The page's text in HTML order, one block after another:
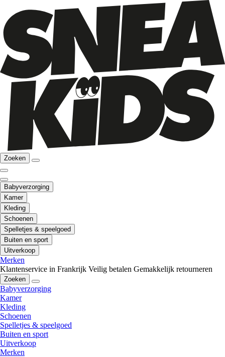
Zoeken
Babyverzorging
Kamer
Kleding
Schoenen
Spelletjes & speelgoed
Buiten en sport
Uitverkoop
Merken
Klantenservice in Frankrijk Veilig betalen Gemakkelijk retourneren
Zoeken
Babyverzorging
Kamer
Kleding
Schoenen
Spelletjes & speelgoed
Buiten en sport
Uitverkoop
Merken